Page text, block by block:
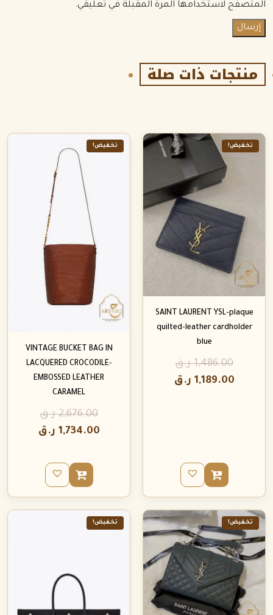
المتصفح لاستخدامها المرة المقبلة في تعليقي.
منتجات ذات صلة
تخفيض!
SAINT LAURENT YSL-plaque
quilted-leather cardholder
blue
1,486.00 ر.ق
1,189.00 ر.ق
تخفيض!
VINTAGE BUCKET BAG IN
LACQUERED CROCODILE-
EMBOSSED LEATHER
CARAMEL
2,676.00 ر.ق
1,734.00 ر.ق
تخفيض! تخفيض!